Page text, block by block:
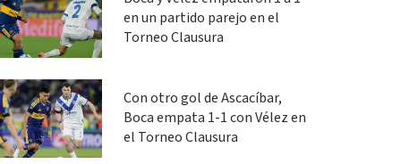
en un partido parejo en el
Torneo Clausura
Con otro gol de Ascacíbar,
Boca empata 1-1 con Vélez en
el Torneo Clausura